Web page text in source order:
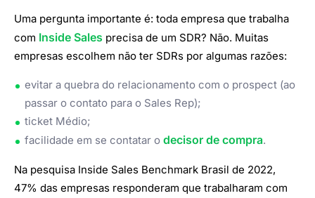
Uma pergunta importante é: toda empresa que trabalha
com Inside Sales precisa de um SDR? Não. Muitas
empresas escolhem não ter SDRs por algumas razões:
evitar a quebra do relacionamento com o prospect (ao
passar o contato para o Sales Rep);
ticket Médio;
facilidade em se contatar o decisor de compra.
Na pesquisa Inside Sales Benchmark Brasil de 2022,
47% das empresas responderam que trabalharam com